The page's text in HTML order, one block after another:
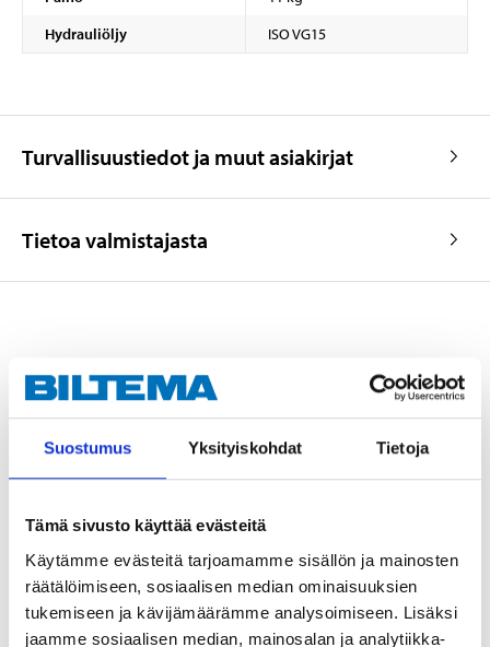
Suostumus Yksityiskohdat Tietoja
Tämä sivusto käyttää evästeitä
Käytämme evästeitä tarjoamamme sisällön ja mainosten
räätälöimiseen, sosiaalisen median ominaisuuksien
tukemiseen ja kävijämäärämme analysoimiseen. Lisäksi
jaamme sosiaalisen median, mainosalan ja analytiikka-
Hydrauliöljy
ISO VG15
Turvallisuustiedot ja muut asiakirjat
Tietoa valmistajasta
Lisätarvikkeet
Hydrauliöljy VG 15, 1 litraa
Tuotetta on varastossa 24 tavaratalossa
Verkkokauppa
95